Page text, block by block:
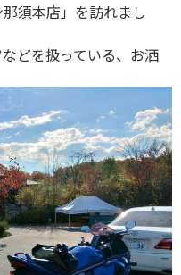
須本店」を訪れまし
どを扱っている、お洒